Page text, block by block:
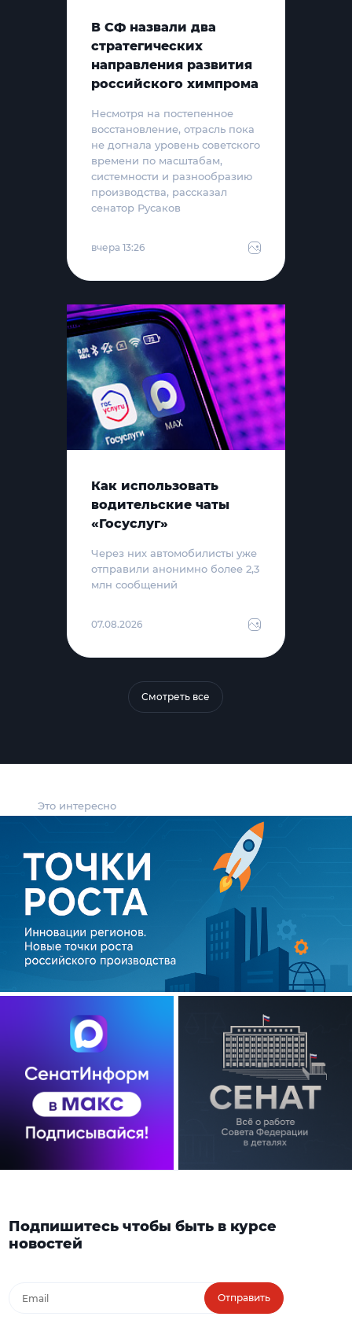
Это интересно
В СФ назвали два
стратегических
направления развития
российского химпрома
Несмотря на постепенное
восстановление, отрасль пока
не догнала уровень советского
времени по масштабам,
системности и разнообразию
производства, рассказал
сенатор Русаков
вчера 13:26
Как использовать
водительские чаты
«Госуслуг»
Через них автомобилисты уже
отправили анонимно более 2,3
млн сообщений
07.08.2026
Смотреть все
Подпишитесь чтобы быть в курсе
новостей
Отправить